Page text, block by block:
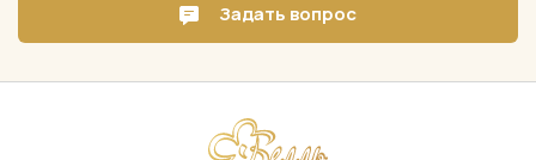
Задать вопрос